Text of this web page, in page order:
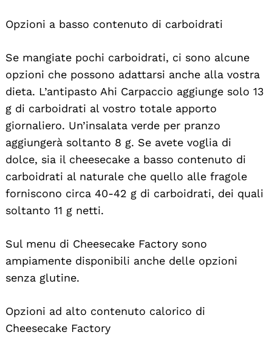
Opzioni a basso contenuto di carboidrati
Se mangiate pochi carboidrati, ci sono alcune
opzioni che possono adattarsi anche alla vostra
dieta. L’antipasto Ahi Carpaccio aggiunge solo 13
g di carboidrati al vostro totale apporto
giornaliero. Un’insalata verde per pranzo
aggiungerà soltanto 8 g. Se avete voglia di
dolce, sia il cheesecake a basso contenuto di
carboidrati al naturale che quello alle fragole
forniscono circa 40-42 g di carboidrati, dei quali
soltanto 11 g netti.
Sul menu di Cheesecake Factory sono
ampiamente disponibili anche delle opzioni
senza glutine.
Opzioni ad alto contenuto calorico di
Cheesecake Factory